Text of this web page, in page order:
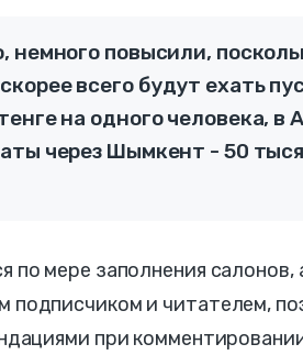
повысили,
всего будут ехать
на одного человека, в
через Шымкент - 50
по мере заполнения
и читателем,
при